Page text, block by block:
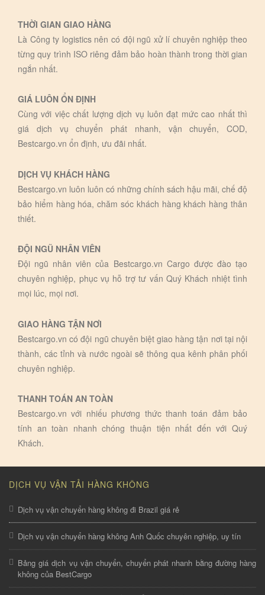
THỜI GIAN GIAO HÀNG
Là Công ty logistics nên có đội ngũ xử lí chuyên nghiệp theo
từng quy trình ISO riêng đảm bảo hoàn thành trong thời gian
ngắn nhất.
GIÁ LUÔN ỔN ĐỊNH
Cùng với việc chất lượng dịch vụ luôn đạt mức cao nhất thì
giá dịch vụ chuyển phát nhanh, vận chuyển, COD,
Bestcargo.vn ổn định, ưu đãi nhất.
DỊCH VỤ KHÁCH HÀNG
Bestcargo.vn luôn luôn có những chính sách hậu mãi, chế độ
bảo hiểm hàng hóa, chăm sóc khách hàng khách hàng thân
thiết.
ĐỘI NGŨ NHÂN VIÊN
Đội ngũ nhân viên của Bestcargo.vn Cargo được đào tạo
chuyên nghiệp, phục vụ hỗ trợ tư vấn Quý Khách nhiệt tình
mọi lúc, mọi nơi.
GIAO HÀNG TẬN NƠI
Bestcargo.vn có đội ngũ chuyên biệt giao hàng tận nơi tại nội
thành, các tỉnh và nước ngoài sẽ thông qua kênh phân phối
chuyên nghiệp.
THANH TOÁN AN TOÀN
Bestcargo.vn với nhiếu phương thức thanh toán đảm bảo
tính an toàn nhanh chóng thuận tiện nhất đến với Quý
Khách.
DỊCH VỤ VẬN TẢI HÀNG KHÔNG
Dịch vụ vận chuyển hàng không đi Brazil giá rẻ
Dịch vụ vận chuyển hàng không Anh Quốc chuyên nghiệp, uy tín
Bảng giá dịch vụ vận chuyển, chuyển phát nhanh bằng đường hàng
không của BestCargo